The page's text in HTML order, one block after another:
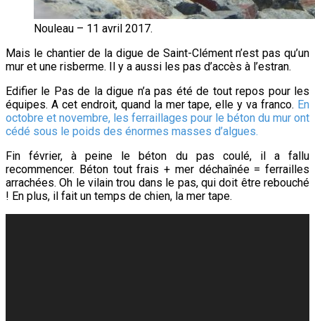
Nouleau – 11 avril 2017.
Mais le chantier de la digue de Saint-Clément n’est pas qu’un
mur et une risberme. Il y a aussi les pas d’accès à l’estran.
Edifier le Pas de la digue n’a pas été de tout repos pour les
équipes. A cet endroit, quand la mer tape, elle y va franco. En
octobre et novembre, les ferraillages pour le béton du mur ont
cédé sous le poids des énormes masses d’algues.
Fin février, à peine le béton du pas coulé, il a fallu
recommencer. Béton tout frais + mer déchaînée = ferrailles
arrachées. Oh le vilain trou dans le pas, qui doit être rebouché
! En plus, il fait un temps de chien, la mer tape.